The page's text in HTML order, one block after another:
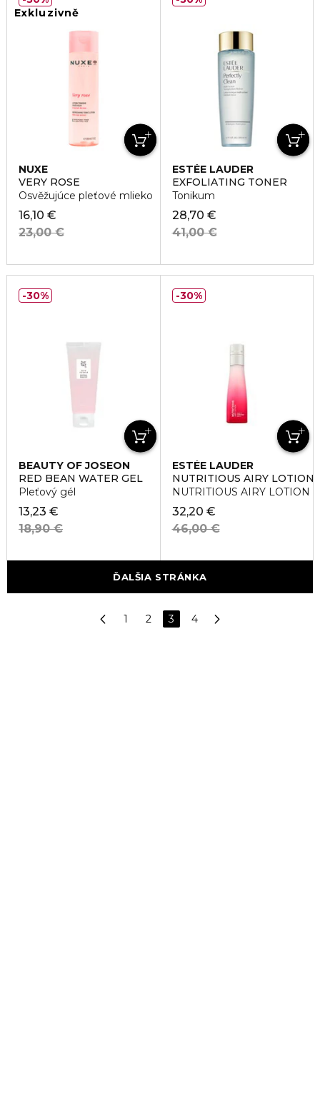
Exkluzivně
NUXE
VERY ROSE
Osvěžujúce pleťové mlieko
16,10 €
23,00 €
ESTÉE LAUDER
EXFOLIATING TONER
Tonikum
28,70 €
41,00 €
BEAUTY OF JOSEON
RED BEAN WATER GEL
Pleťový gél
13,23 €
18,90 €
30%
ESTÉE LAUDER
NUTRITIOUS AIRY LOTION
NUTRITIOUS AIRY LOTION
32,20 €
46,00 €
30%
ĎALŠIA STRÁNKA
1 2 3 4